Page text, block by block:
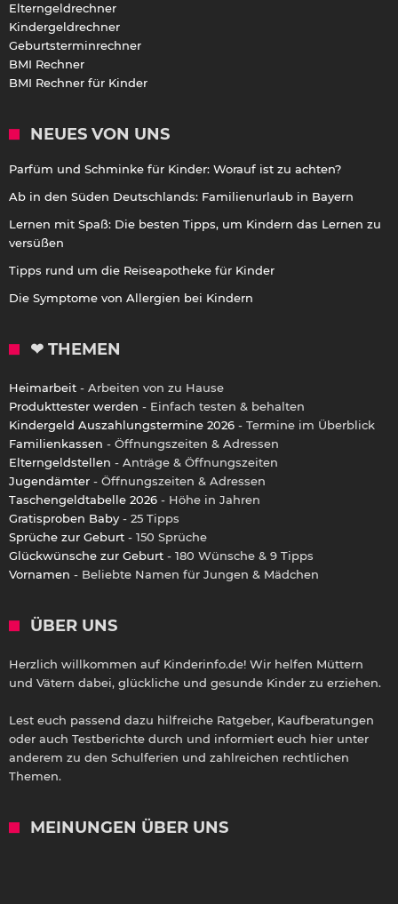
Elterngeldrechner
Kindergeldrechner
Geburtsterminrechner
BMI Rechner
BMI Rechner für Kinder
NEUES VON UNS
Parfüm und Schminke für Kinder: Worauf ist zu achten?
Ab in den Süden Deutschlands: Familienurlaub in Bayern
Lernen mit Spaß: Die besten Tipps, um Kindern das Lernen zu
versüßen
Tipps rund um die Reiseapotheke für Kinder
Die Symptome von Allergien bei Kindern
❤ THEMEN
Heimarbeit - Arbeiten von zu Hause
Produkttester werden - Einfach testen & behalten
Kindergeld Auszahlungstermine 2026 - Termine im Überblick
Familienkassen - Öffnungszeiten & Adressen
Elterngeldstellen - Anträge & Öffnungszeiten
Jugendämter - Öffnungszeiten & Adressen
Taschengeldtabelle 2026 - Höhe in Jahren
Gratisproben Baby - 25 Tipps
Sprüche zur Geburt - 150 Sprüche
Glückwünsche zur Geburt - 180 Wünsche & 9 Tipps
Vornamen - Beliebte Namen für Jungen & Mädchen
ÜBER UNS
Herzlich willkommen auf Kinderinfo.de! Wir helfen Müttern
und Vätern dabei, glückliche und gesunde Kinder zu erziehen.
Lest euch passend dazu hilfreiche Ratgeber, Kaufberatungen
oder auch Testberichte durch und informiert euch hier unter
anderem zu den Schulferien und zahlreichen rechtlichen
Themen.
MEINUNGEN ÜBER UNS